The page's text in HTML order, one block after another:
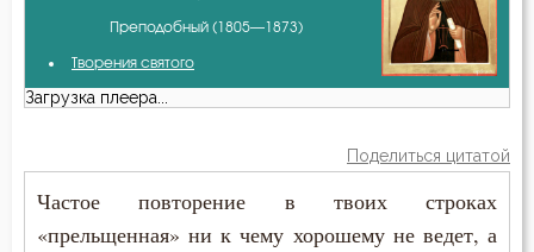
Преподобный (1805—1873)
Творения святого
Загрузка плеера...
Поделиться цитатой
Частое повторение в твоих строках
«прельщенная» ни к чему хорошему не ведет, а